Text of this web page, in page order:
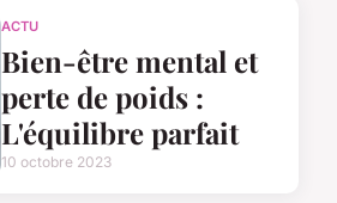
ACTU
Bien-être mental et
perte de poids :
L'équilibre parfait
10 octobre 2023